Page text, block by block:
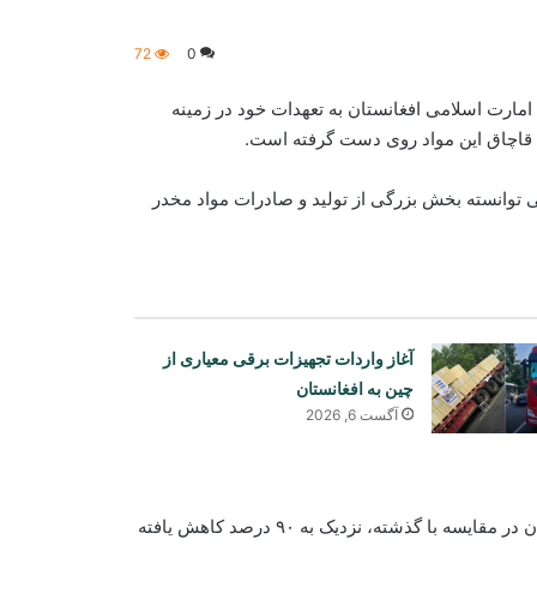
0
72
اسلامی افغانستان به تعهدات خود در زمینه
قاچاق این مواد روی دست گرفته است.
بخش بزرگی از تولید و صادرات مواد مخدر
آغاز واردات تجهیزات برقی معیاری از
چین به افغانستان
آگست 6, 2026
وی تأکید کرده است که تولید و انتقال مواد مخدر صنعتی از افغانستان در مقایسه با گذشته، نزدیک به ۹۰ درصد کاهش یافته